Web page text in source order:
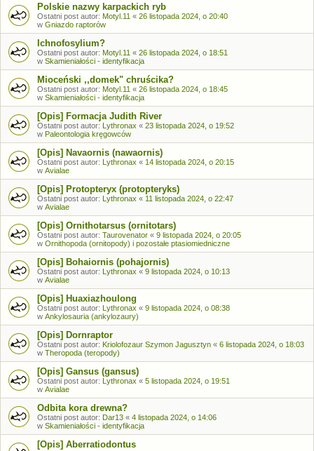
Polskie nazwy karpackich ryb
Ostatni post autor: Motyl.11 « 26 listopada 2024, o 20:40
w Gniazdo raptorów
Ichnofosylium?
Ostatni post autor: Motyl.11 « 26 listopada 2024, o 18:51
w Skamieniałości - identyfikacja
Mioceński ,,domek" chruścika?
Ostatni post autor: Motyl.11 « 26 listopada 2024, o 18:45
w Skamieniałości - identyfikacja
[Opis] Formacja Judith River
Ostatni post autor: Lythronax « 23 listopada 2024, o 19:52
w Paleontologia kręgowców
[Opis] Navaornis (nawaornis)
Ostatni post autor: Lythronax « 14 listopada 2024, o 20:15
w Avialae
[Opis] Protopteryx (protopteryks)
Ostatni post autor: Lythronax « 11 listopada 2024, o 22:47
w Avialae
[Opis] Ornithotarsus (ornitotars)
Ostatni post autor: Taurovenator « 9 listopada 2024, o 20:05
w Ornithopoda (ornitopody) i pozostałe ptasiomiedniczne
[Opis] Bohaiornis (pohajornis)
Ostatni post autor: Lythronax « 9 listopada 2024, o 10:13
w Avialae
[Opis] Huaxiazhoulong
Ostatni post autor: Lythronax « 9 listopada 2024, o 08:38
w Ankylosauria (ankylozaury)
[Opis] Dornraptor
Ostatni post autor: Kriolofozaur Szymon Jagusztyn « 6 listopada 2024, o 18:03
w Theropoda (teropody)
[Opis] Gansus (gansus)
Ostatni post autor: Lythronax « 5 listopada 2024, o 19:51
w Avialae
Odbita kora drewna?
Ostatni post autor: Dar13 « 4 listopada 2024, o 14:06
w Skamieniałości - identyfikacja
[Opis] Aberratiodontus